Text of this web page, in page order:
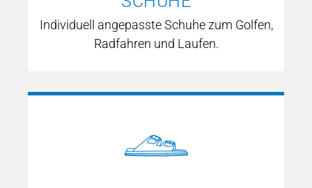
Individuell angepasste Schuhe zum Golfen,
Radfahren und Laufen.
SPORT-
SCHUHE